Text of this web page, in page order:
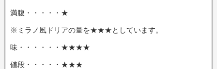
満腹・・・・・★
※ミラノ風ドリアの量を★★★としています。
味・・・・・・★★★★
値段・・・・・★★★